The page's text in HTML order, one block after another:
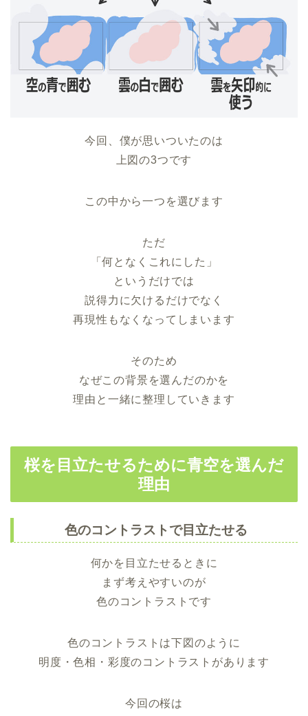
今回、僕が思いついたのは
上図の3つです
この中から一つを選びます
ただ
「何となくこれにした」
というだけでは
説得力に欠けるだけでなく
再現性もなくなってしまいます
そのため
なぜこの背景を選んだのかを
理由と一緒に整理していきます
桜を目立たせるために青空を選んだ
理由
色のコントラストで目立たせる
何かを目立たせるときに
まず考えやすいのが
色のコントラストです
色のコントラストは下図のように
明度・色相・彩度のコントラストがあります
今回の桜は